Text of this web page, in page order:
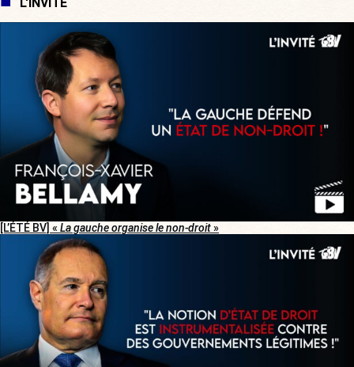
[L’ÉTÉ BV] « La gauche organise le non-droit»